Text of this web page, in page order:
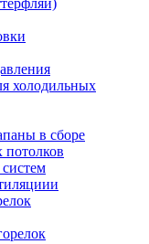
холодильных
в сборе